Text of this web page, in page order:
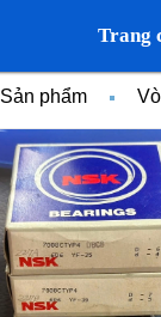
Trang
Sản phẩm